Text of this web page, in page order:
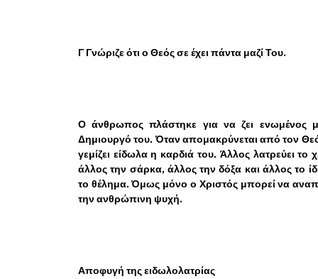
Γ Γνώριζε ότι ο Θεός σε έχει πάντα μαζί Του.
Ο άνθρωπος πλάστηκε για να ζει ενωμένος
Δημιουργό του. Όταν απομακρύνεται από τον
γεμίζει είδωλα η καρδιά του. Άλλος λατρεύει το
άλλος την σάρκα, άλλος την δόξα και άλλος το
το θέλημα. Όμως μόνο ο Χριστός μπορεί να
την ανθρώπινη ψυχή.
Αποφυγή της ειδωλολατρίας